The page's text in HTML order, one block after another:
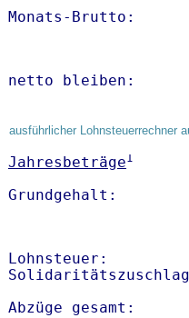
Monats-
netto
ausführlicher Lohnsteuerrechner
Jahresbeträge1
Lohnsteuer:
Abzüge gesamt: